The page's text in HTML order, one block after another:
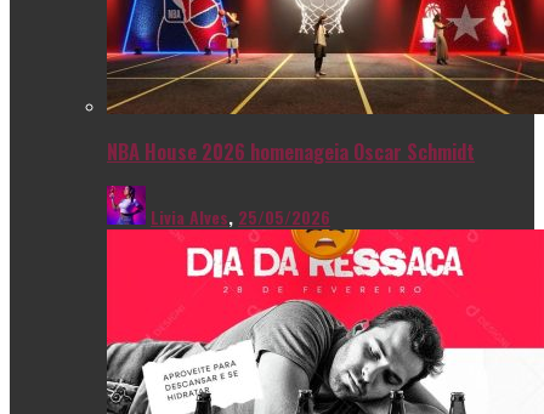
NBA House 2026 homenageia Oscar Schmidt
Livia Alves, 25/05/2026